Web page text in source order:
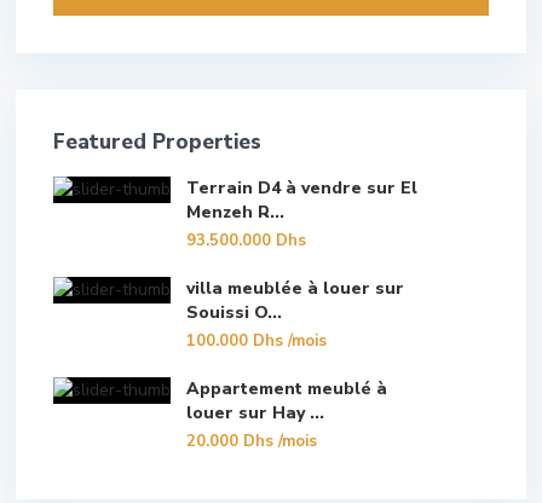
Featured Properties
Terrain D4 à vendre sur El
Menzeh R...
93.500.000 Dhs
villa meublée à louer sur
Souissi O...
100.000 Dhs/mois
Appartement meublé à
louer sur Hay ...
20.000 Dhs/mois